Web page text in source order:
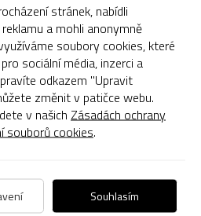
Infinity - Sensitive Set AKCE
stránek, nabídli
a mohli anonymně
soubory cookies, které
sociální média, inzerci a
odkazem "Upravit
změnit v patičce webu.
v našich Zásadách ochrany
souborů cookies.
Souhlasím